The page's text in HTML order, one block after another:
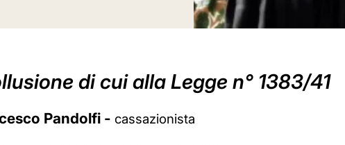
di cui alla Legge n° 1383/41
Pandolfi - cassazionista